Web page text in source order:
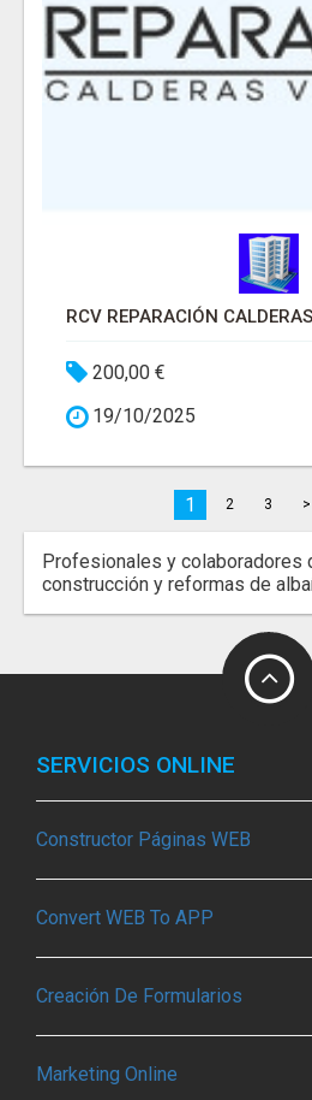
200,00 €
19/10/2025
1 2 3 >
Profesionales y colaboradores
construcción y reformas de
SERVICIOS ONLINE
Constructor Páginas WEB
Convert WEB To APP
Creación De Formularios
Marketing Online